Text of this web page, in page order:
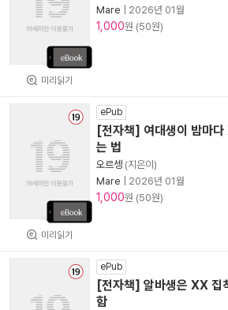
미리읽기
Mare
2026년 01월
1,000원 (50원)
미리읽기
ePub
[전자책] 여대생이 밤마
는 법
오르셍 (지은이)
Mare
2026년 01월
1,000원 (50원)
ePub
[전자책] 알바생은 XX 집
함